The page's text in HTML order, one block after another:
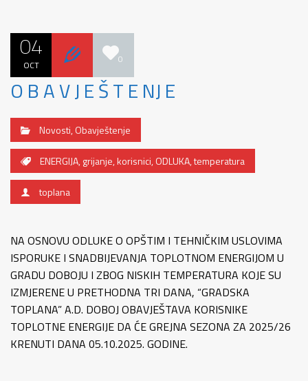
04
OCT 0
O B A V J E Š T E NJ E
Novosti,Obavještenje
ENERGIJA,grijanje,korisnici,ODLUKA,temperatura
toplana
NA OSNOVU ODLUKE O OPŠTIM I TEHNIČKIM USLOVIMA
ISPORUKE I SNADBIJEVANJA TOPLOTNOM ENERGIJOM U
GRADU DOBOJU I ZBOG NISKIH TEMPERATURA KOJE SU
IZMJERENE U PRETHODNA TRI DANA, “GRADSKA
TOPLANA” A.D. DOBOJ OBAVJEŠTAVA KORISNIKE
TOPLOTNE ENERGIJE DA ĆE GREJNA SEZONA ZA 2025/26
KRENUTI DANA 05.10.2025. GODINE.